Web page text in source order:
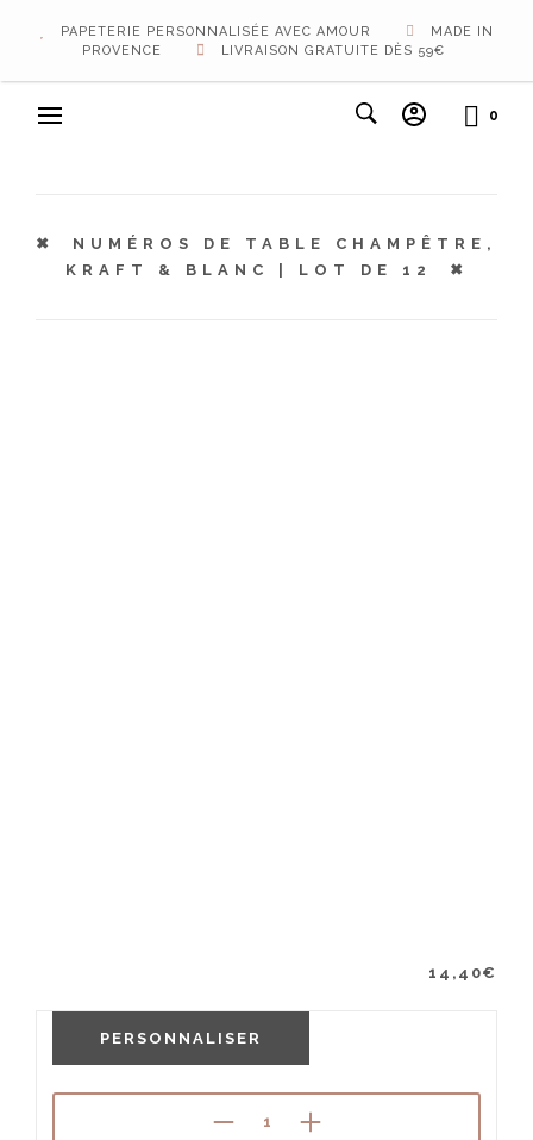
PAPETERIE PERSONNALISÉE AVEC AMOUR
MADE IN
PROVENCE
LIVRAISON GRATUITE DÈS 59€
0
NUMÉROS DE TABLE CHAMPÊTRE,
KRAFT & BLANC | LOT DE 12
14,40€
PERSONNALISER